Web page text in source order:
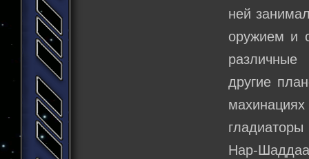
ней
оружием и
другие
Нар-Шаддаа